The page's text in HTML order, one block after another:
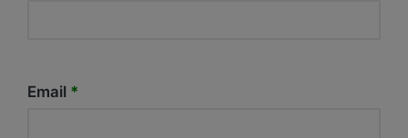
Email *